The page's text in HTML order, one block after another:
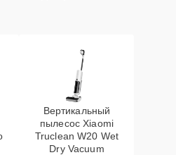
Вертикальный
пылесос Xiaomi
Truclean W20 Wet
Dry Vacuum